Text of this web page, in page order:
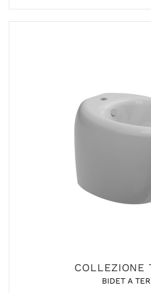
COLLEZIONE
BIDET A